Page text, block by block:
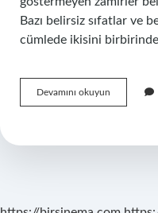
Bazı belirsiz sıfatlar ve
cümlede ikisini
Devamını okuyun Belirsizlik
Sıfatı